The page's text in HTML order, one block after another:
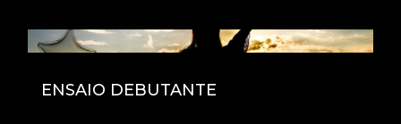
ENSAIO DEBUTANTE